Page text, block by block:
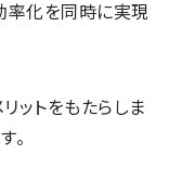
率化を同時に実現
ットをもたらしま
。